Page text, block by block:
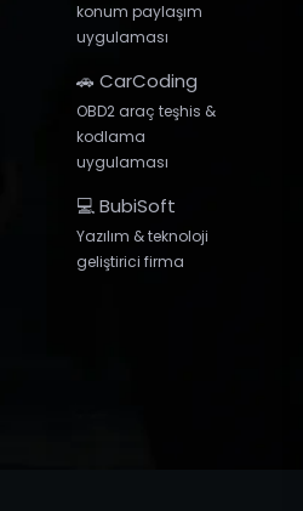
konum paylaşım
uygulaması
🚗 CarCoding
OBD2 araç teşhis &
kodlama
uygulaması
💻 BubiSoft
Yazılım & teknoloji
geliştirici firma